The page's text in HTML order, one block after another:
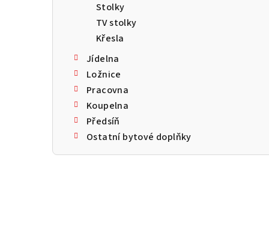
Stolky
TV stolky
Křesla
Jídelna
Ložnice
Pracovna
Koupelna
Předsíň
Ostatní bytové doplňky